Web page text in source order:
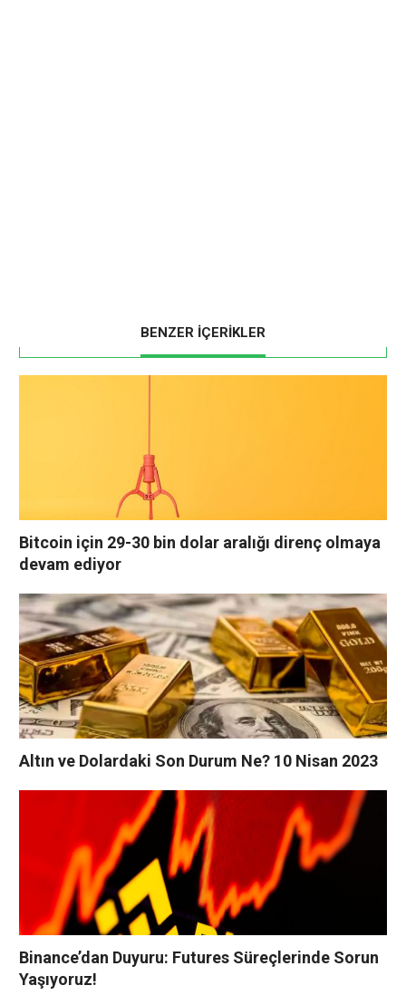
BENZER İÇERİKLER
Bitcoin için 29-30 bin dolar aralığı direnç olmaya
devam ediyor
Altın ve Dolardaki Son Durum Ne? 10 Nisan 2023
Binance’dan Duyuru: Futures Süreçlerinde Sorun
Yaşıyoruz!